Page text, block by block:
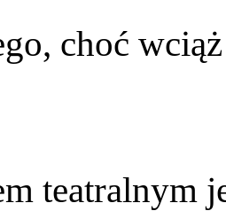
choć
teatralnym